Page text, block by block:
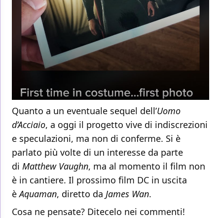
Quanto a un eventuale sequel dell’Uomo
d’Acciaio, a oggi il progetto vive di indiscrezioni
e speculazioni, ma non di conferme. Si è
parlato più volte di un interesse da parte
di Matthew Vaughn, ma al momento il film non
è in cantiere. Il prossimo film DC in uscita
èAquaman, diretto da James Wan.
Cosa ne pensate? Ditecelo nei commenti!